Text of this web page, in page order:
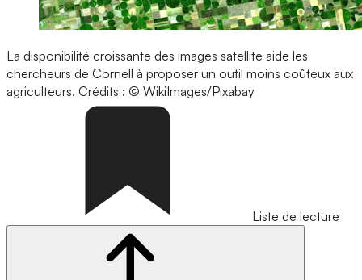
La disponibilité croissante des images satellite aide les
chercheurs de Cornell à proposer un outil moins coûteux aux
agriculteurs. Crédits : © WikiImages/Pixabay
Liste de lecture